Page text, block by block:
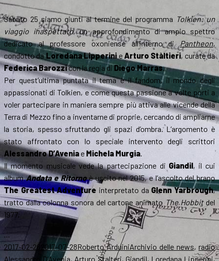
Sabato 25 siamo giunti al termine del programma Tolkien: un
viaggio inaspettato, un approfondimento di ampio spettro
dedicato al professore oxoniense all’interno diPantheon,
condotto daLoredana LipperinieArturo Stàltieri, curate da
Federica Barozzicon la regia diDiego Marras.
Per quest’ultima puntata il tema è il fandom, il mondo degli
appassionati di Tolkien, e come questa passione a volte porti a
voler partecipare in maniera sempre più attiva alle vicende della
Terra di Mezzo fino a inventarne di proprie, cercando di ampliarne
la storia, spesso sfruttando gli spazi d’ombra. L’argomento è
stato affrontato con lo speciale intervento degli scrittori
Alessandro D’Aveniae Michela Murgia.
Il momento musicale vede la partecipazione di Giandil, il cui
albumAndata e Ritornoè uscito nel 2015, e l’ascolto del brano
The Greatest Adventure interpretato da Glenn Yarbrough,
tratto dalla colonna sonora del cartone animato The Hobbitdel
1977.
…
Scritto
il
2017-02-26 2017-07-28Autore
Roberto ArduiniCategorie
Archivio delle news, radio
Alessandro D’Avenia, Arturo Stalteri, Giandil, Loredana Lipperini,